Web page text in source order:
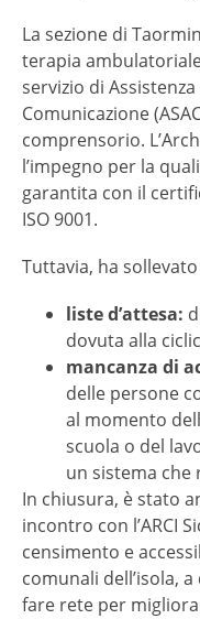
La sezione di
terapia
servizio di
Comunicazione
comprensorio.
l’impegno per la
garantita con il
ISO 9001.
Tuttavia, ha
liste d’attesa:
dovuta alla
mancanza di
delle persone
al momento
scuola o del
un sistema che
In chiusura, è stato
incontro con l’ARCI
censimento e
comunali dell’isola,
fare rete per